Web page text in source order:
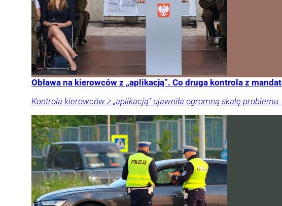
Obława na kierowców z „aplikacją”. Co druga kontrola z
Kontrola kierowców z „aplikacją” ujawniła ogromną skalę